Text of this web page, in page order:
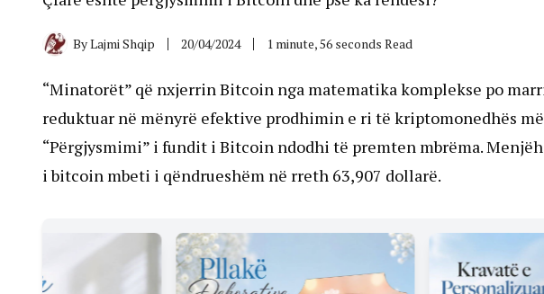
ByLajmi Shqip 20/04/2024 1 minute, 56 seconds Read
“Minatorët” që nxjerrin Bitcoin nga matematika komplekse po
reduktuar në mënyrë efektive prodhimin e ri të kriptomonedhës
“Përgjysmimi” i fundit i Bitcoin ndodhi të premten mbrëma.
i bitcoin mbeti i qëndrueshëm në rreth 63,907 dollarë.